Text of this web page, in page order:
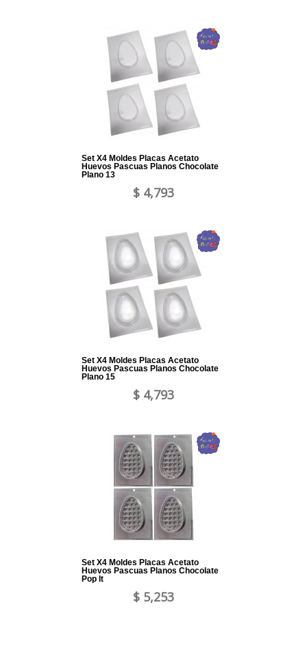
Set X4 Moldes Placas Acetato
Huevos Pascuas Planos Chocolate
Plano 13
$ 4,793
Set X4 Moldes Placas Acetato
Huevos Pascuas Planos Chocolate
Plano 15
$ 4,793
Set X4 Moldes Placas Acetato
Huevos Pascuas Planos Chocolate
Pop It
$ 5,253